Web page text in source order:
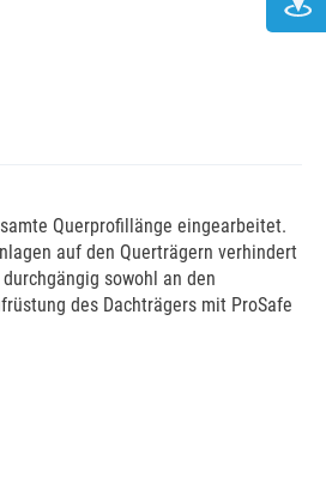
Querprofillänge eingearbeitet.
auf den Querträgern verhindert
sowohl an den
des Dachträgers mit ProSafe